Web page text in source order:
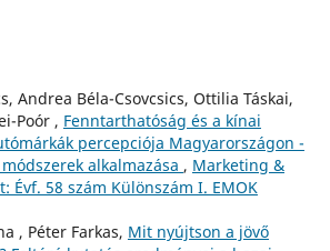
Andrea Béla-Csovcsics, Ottilia Táskai,
Poór , Fenntarthatóság és a kínai
percepciója Magyarországon -
alkalmazása , Marketing &
Évf. 58 szám Különszám I. EMOK
, Péter Farkas, Mit nyújtson a jövő